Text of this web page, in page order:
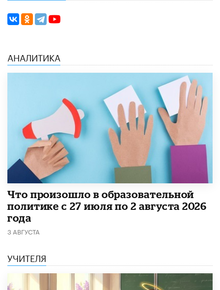
АНАЛИТИКА
​Что произошло в образовательной
политике с 27 июля по 2 августа 2026
года
3 АВГУСТА
УЧИТЕЛЯ